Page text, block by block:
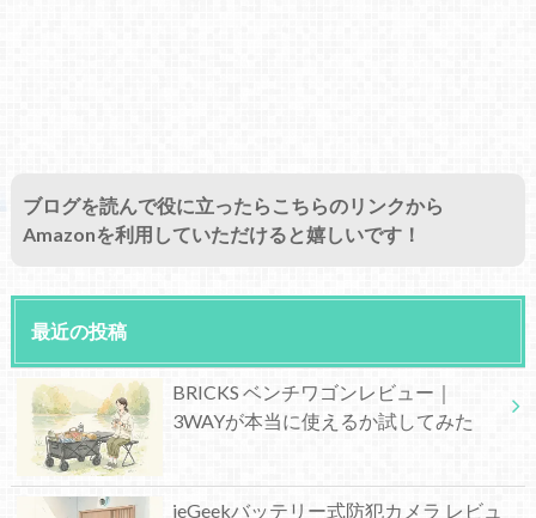
ブログを読んで役に立ったらこちらのリンクから
Amazonを利用していただけると嬉しいです！
最近の投稿
BRICKS ベンチワゴンレビュー｜
3WAYが本当に使えるか試してみた
ieGeekバッテリー式防犯カメラ レビュ